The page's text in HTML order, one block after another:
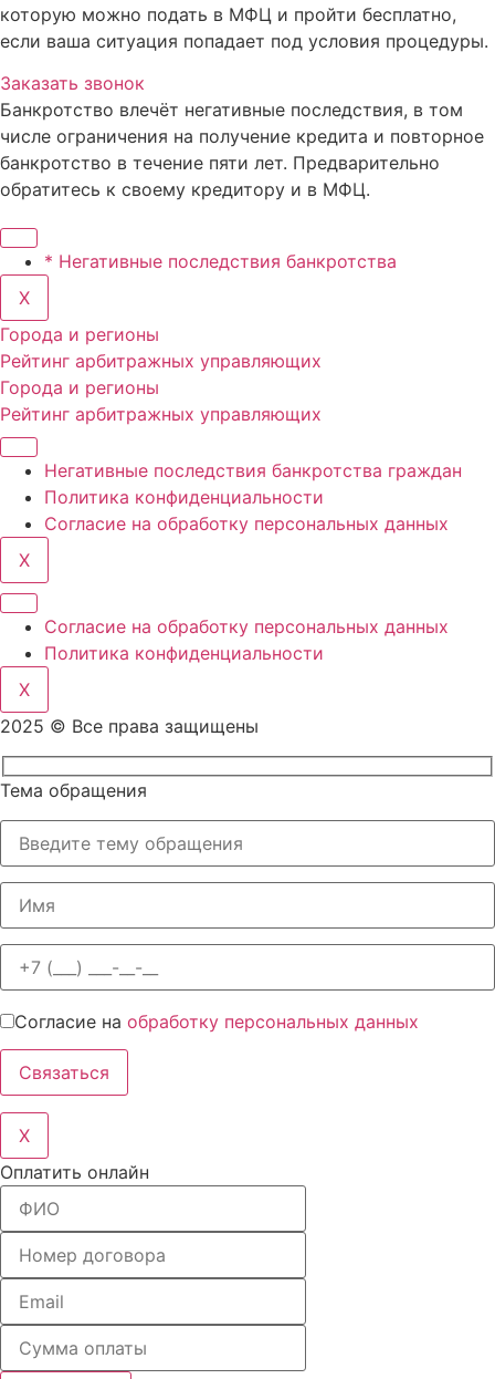
которую можно подать в МФЦ и пройти бесплатно,
если ваша ситуация попадает под условия процедуры.
Заказать звонок
Банкротство влечёт негативные последствия, в том
числе ограничения на получение кредита и повторное
банкротство в течение пяти лет. Предварительно
обратитесь к своему кредитору и в МФЦ.
* Негативные последствия банкротства
X
Города и регионы
Рейтинг арбитражных управляющих
Города и регионы
Рейтинг арбитражных управляющих
Негативные последствия банкротства граждан
Политика конфиденциальности
Согласие на обработку персональных данных
X
Согласие на обработку персональных данных
Политика конфиденциальности
X
2025 © Все права защищены
Тема обращения
Согласие на обработку персональных данных
X
Оплатить онлайн